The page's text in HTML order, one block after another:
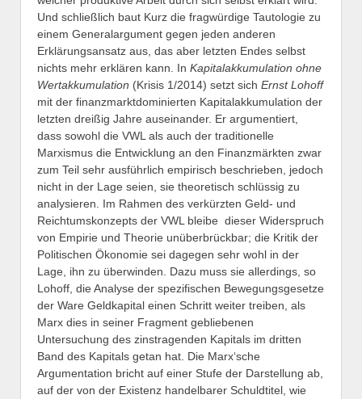
Und schließlich baut Kurz die fragwürdige Tautologie zu
einem Generalargument gegen jeden anderen
Erklärungsansatz aus, das aber letzten Endes selbst
nichts mehr erklären kann. In Kapitalakkumulation ohne
Wertakkumulation (Krisis 1/2014) setzt sich Ernst Lohoff
mit der finanzmarktdominierten Kapitalakkumulation der
letzten dreißig Jahre auseinander. Er argumentiert,
dass sowohl die VWL als auch der traditionelle
Marxismus die Entwicklung an den Finanzmärkten zwar
zum Teil sehr ausführlich empirisch beschrieben, jedoch
nicht in der Lage seien, sie theoretisch schlüssig zu
analysieren. Im Rahmen des verkürzten Geld- und
Reichtumskonzepts der VWL bleibe dieser Widerspruch
von Empirie und Theorie unüberbrückbar; die Kritik der
Politischen Ökonomie sei dagegen sehr wohl in der
Lage, ihn zu überwinden. Dazu muss sie allerdings, so
Lohoff, die Analyse der spezifischen Bewegungsgesetze
der Ware Geldkapital einen Schritt weiter treiben, als
Marx dies in seiner Fragment gebliebenen
Untersuchung des zinstragenden Kapitals im dritten
Band des Kapitals getan hat. Die Marx‘sche
Argumentation bricht auf einer Stufe der Darstellung ab,
auf der von der Existenz handelbarer Schuldtitel, wie